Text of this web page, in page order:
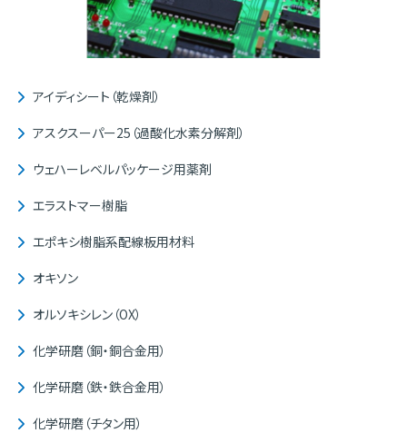
アイディシート（乾燥剤）
アスクスーパー25（過酸化水素分解剤）
ウェハーレベルパッケージ用薬剤
エラストマー樹脂
エポキシ樹脂系配線板用材料
オキソン
オルソキシレン（OX）
化学研磨（銅・銅合金用）
化学研磨（鉄・鉄合金用）
化学研磨（チタン用）